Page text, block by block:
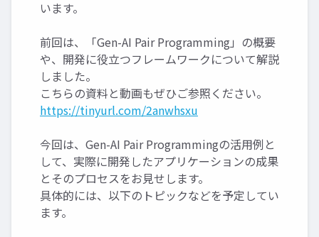
います。
前回は、「Gen-AI Pair Programming」の概要
や、開発に役立つフレームワークについて解説
しました。
こちらの資料と動画もぜひご参照ください。
https://tinyurl.com/2anwhsxu
今回は、Gen-AI Pair Programmingの活用例と
して、実際に開発したアプリケーションの成果
とそのプロセスをお見せします。
具体的には、以下のトピックなどを予定してい
ます。